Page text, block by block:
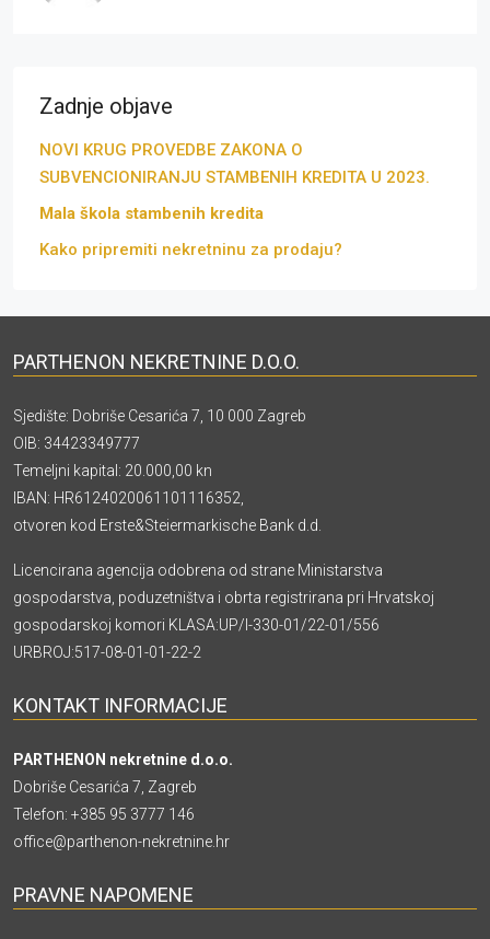
Zadnje objave
NOVI KRUG PROVEDBE ZAKONA O
SUBVENCIONIRANJU STAMBENIH KREDITA U 2023.
Mala škola stambenih kredita
Kako pripremiti nekretninu za prodaju?
PARTHENON NEKRETNINE D.O.O.
Sjedište: Dobriše Cesarića 7, 10 000 Zagreb
OIB: 34423349777
Temeljni kapital: 20.000,00 kn
IBAN: HR6124020061101116352,
otvoren kod Erste&Steiermarkische Bank d.d.
Licencirana agencija odobrena od strane Ministarstva
gospodarstva, poduzetništva i obrta registrirana pri Hrvatskoj
gospodarskoj komori KLASA:UP/I-330-01/22-01/556
URBROJ:517-08-01-01-22-2
KONTAKT INFORMACIJE
PARTHENON nekretnine d.o.o.
Dobriše Cesarića 7, Zagreb
Telefon: +385 95 3777 146
office@parthenon-nekretnine.hr
PRAVNE NAPOMENE